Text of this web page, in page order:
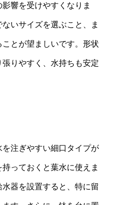
響を受けやすくなりま
いサイズを選ぶこと、ま
とが望ましいです。形状
りやすく、水持ちも安定
注ぎやすい細口タイプが
っておくと葉水に使えま
器を設置すると、特に留